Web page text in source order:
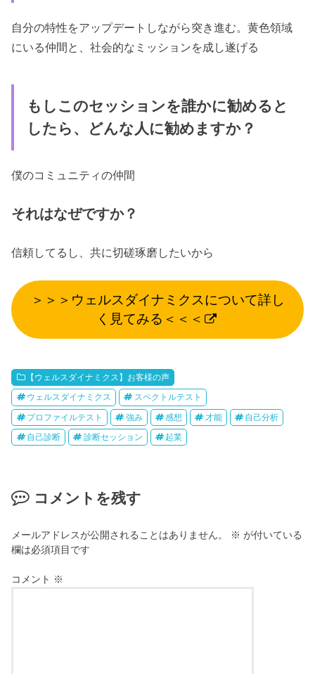
自分の特性をアップデートしながら突き進む。黄色領域
にいる仲間と、社会的なミッションを成し遂げる
もしこのセッションを誰かに勧めると
したら、どんな人に勧めますか？
僕のコミュニティの仲間
それはなぜですか？
信頼してるし、共に切磋琢磨したいから
＞＞＞ウェルスダイナミクスについて詳し
く見てみる＜＜＜
【ウェルスダイナミクス】お客様の声
ウェルスダイナミクス スペクトルテスト
プロファイルテスト 強み 感想 才能 自己分析
自己診断 診断セッション 起業
コメントを残す
メールアドレスが公開されることはありません。 ※ が付いている
欄は必須項目です
コメント ※